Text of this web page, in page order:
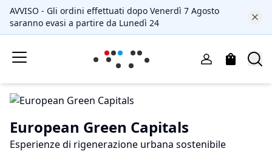
AVVISO - Gli ordini effettuati dopo Venerdì 7 Agosto
saranno evasi a partire da Lunedì 24
European Green Capitals
Esperienze di rigenerazione urbana sostenibile